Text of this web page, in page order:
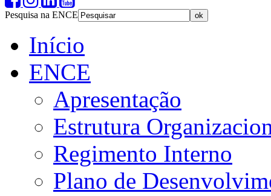
Pesquisa na ENCE
Início
ENCE
Apresentação
Estrutura
Regimento Interno
Plano de